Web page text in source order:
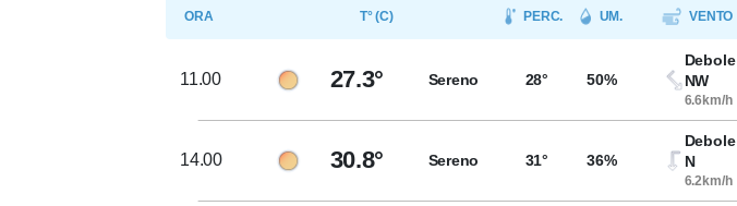
ORA T° (C) PERC. UM. VENTO
11.00 27.3° Sereno 28° 50%
Debole
NW
6.6km/h
14.00 30.8° Sereno 31° 36%
Debole
N
6.2km/h